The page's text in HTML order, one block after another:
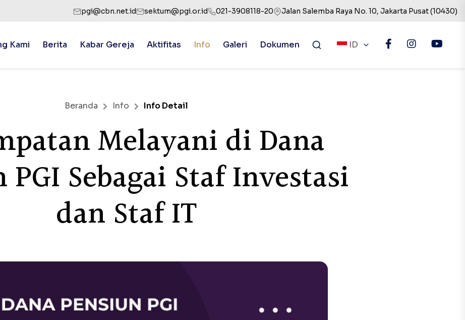
pgi@cbn.net.id sektum@pgi.or.id 021-3908118-20 Jalan Salemba Raya No. 10, Jakarta Pusat (10430)
Kami Berita Kabar Gereja Aktifitas Info Galeri Dokumen ID
Beranda Info Info Detail
Melayani di Dana
PGI Sebagai Staf Investasi
dan Staf IT